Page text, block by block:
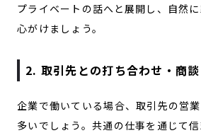
プライベートの話へと展開し、自然
心がけましょう。
2. 取引先との打ち合わせ・商談
企業で働いている場合、取引先の営
多いでしょう。共通の仕事を通じて